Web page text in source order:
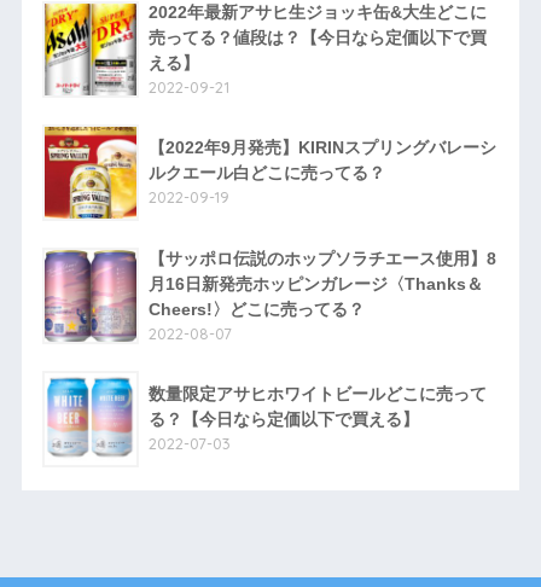
2022年最新アサヒ生ジョッキ缶&大生どこに
売ってる？値段は？【今日なら定価以下で買
える】
2022-09-21
【2022年9月発売】KIRINスプリングバレーシ
ルクエール白どこに売ってる？
2022-09-19
【サッポロ伝説のホップソラチエース使用】8
月16日新発売ホッピンガレージ〈Thanks＆
Cheers!〉どこに売ってる？
2022-08-07
数量限定アサヒホワイトビールどこに売って
る？【今日なら定価以下で買える】
2022-07-03